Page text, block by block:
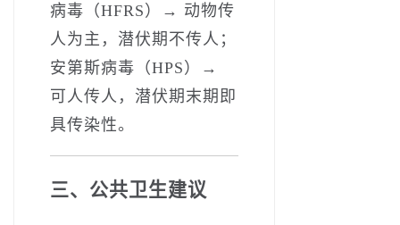
病毒（HFRS）→ 动物传
人为主，潜伏期不传人；
安第斯病毒（HPS）→
可人传人，潜伏期末期即
具传染性。
三、公共卫生建议